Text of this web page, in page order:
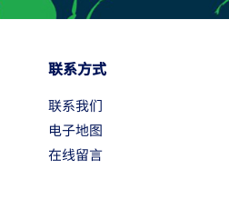
联系方式
联系我们
电子地图
在线留言